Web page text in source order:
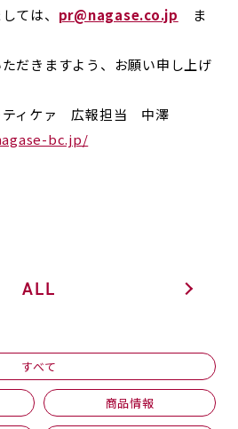
ては、 pr@nagase.co.jp ま
だきますよう、お願い申し上げ
ティケァ 広報担当 中澤
bc.jp/
ALL
すべて
商品情報